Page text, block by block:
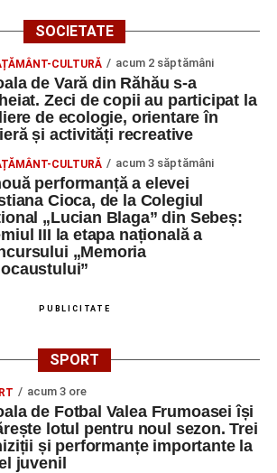
SOCIETATE
CULTURĂ acum 2 săptămâni
de Vară din Răhău s-a
Zeci de copii au participat la
de ecologie, orientare în
și activități recreative
CULTURĂ acum 3 săptămâni
performanță a elevei
Cioca, de la Colegiul
„Lucian Blaga” din Sebeș:
III la etapa națională a
„Memoria
PUBLICITATE
SPORT
acum 3 ore
de Fotbal Valea Frumoasei își
lotul pentru noul sezon. Trei
și performanțe importante la
juvenil